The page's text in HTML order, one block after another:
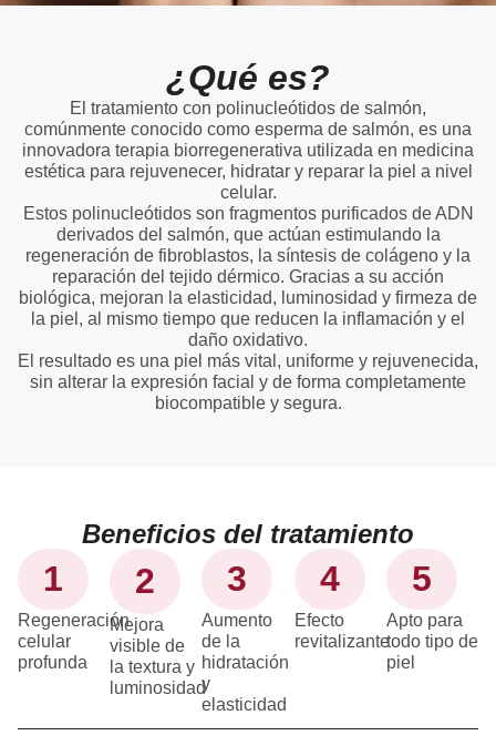
¿Qué es?
El tratamiento con polinucleótidos de salmón,
comúnmente conocido como esperma de salmón, es una
innovadora terapia biorregenerativa utilizada en medicina
estética para rejuvenecer, hidratar y reparar la piel a nivel
celular.
Estos polinucleótidos son fragmentos purificados de ADN
derivados del salmón, que actúan estimulando la
regeneración de fibroblastos, la síntesis de colágeno y la
reparación del tejido dérmico. Gracias a su acción
biológica, mejoran la elasticidad, luminosidad y firmeza de
la piel, al mismo tiempo que reducen la inflamación y el
daño oxidativo.
El resultado es una piel más vital, uniforme y rejuvenecida,
sin alterar la expresión facial y de forma completamente
biocompatible y segura.
Beneficios del tratamiento
1
Regeneración
celular
profunda
2
Mejora
visible de
la textura y
luminosidad
3
Aumento
de la
hidratación
y
elasticidad
4
Efecto
revitalizante
5
Apto para
todo tipo de
piel